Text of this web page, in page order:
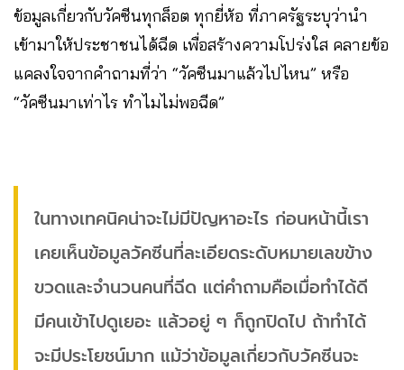
ข้อมูลเกี่ยวกับวัคซีนทุกล็อต ทุกยี่ห้อ ที่ภาครัฐระบุว่านำ
เข้ามาให้ประชาชนได้ฉีด เพื่อสร้างความโปร่งใส คลายข้อ
แคลงใจจากคำถามที่ว่า “วัคซีนมาแล้วไปไหน” หรือ
“วัคซีนมาเท่าไร ทำไมไม่พอฉีด”
ในทางเทคนิคน่าจะไม่มีปัญหาอะไร ก่อนหน้านี้เรา
เคยเห็นข้อมูลวัคซีนที่ละเอียดระดับหมายเลขข้าง
ขวดและจำนวนคนที่ฉีด แต่คำถามคือเมื่อทำได้ดี
มีคนเข้าไปดูเยอะ แล้วอยู่ ๆ ก็ถูกปิดไป ถ้าทำได้
จะมีประโยชน์มาก แม้ว่าข้อมูลเกี่ยวกับวัคซีนจะ